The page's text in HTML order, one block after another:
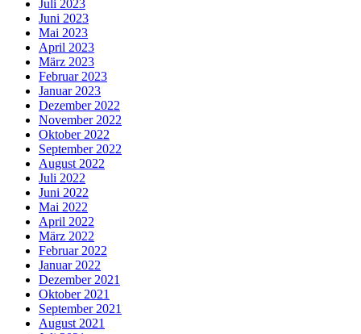
Juli 2023
Juni 2023
Mai 2023
April 2023
März 2023
Februar 2023
Januar 2023
Dezember 2022
November 2022
Oktober 2022
September 2022
August 2022
Juli 2022
Juni 2022
Mai 2022
April 2022
März 2022
Februar 2022
Januar 2022
Dezember 2021
Oktober 2021
September 2021
August 2021